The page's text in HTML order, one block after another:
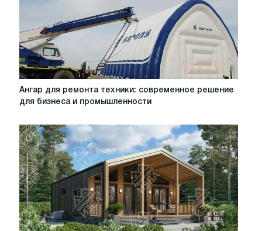
Ангар
современное
решение
для
бизнеса
и
промышленности
Ангар для ремонта техники: современное решение
для бизнеса и промышленности